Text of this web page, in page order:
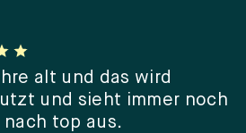
alt und das wird
und sieht immer noch
top aus.